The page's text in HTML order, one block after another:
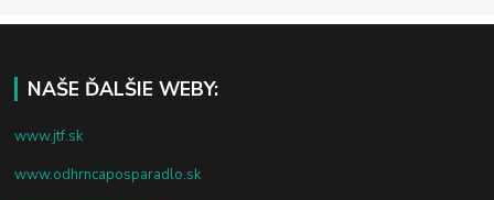
NAŠE ĎALŠIE WEBY:
www.jtf.sk
www.odhrncaposparadlo.sk